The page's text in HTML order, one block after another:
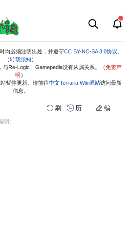
均必须注明出处，并遵守CC BY-NC-SA 3.0协议
（转载须知 ）
与Re-Logic、Gamepedia没有从属关系。（免责声
明 ）
暂停更新。请前往中文Terraria Wiki源站访问最新
信息。
刷 历 编
辑: